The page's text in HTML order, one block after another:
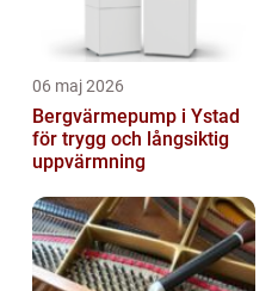
06 maj 2026
Bergvärmepump i Ystad
för trygg och långsiktig
uppvärmning